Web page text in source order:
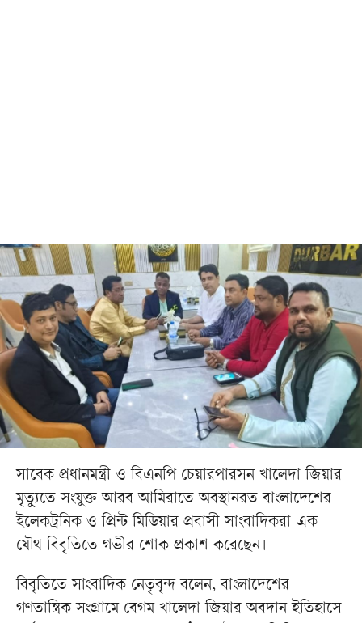
সাবেক প্রধানমন্ত্রী ও বিএনপি চেয়ারপারসন খালেদা জিয়ার
মৃত্যুতে সংযুক্ত আরব আমিরাতে অবস্থানরত বাংলাদেশের
ইলেকট্রনিক ও প্রিন্ট মিডিয়ার প্রবাসী সাংবাদিকরা এক
যৌথ বিবৃতিতে গভীর শোক প্রকাশ করেছেন।
বিবৃতিতে সাংবাদিক নেতৃবৃন্দ বলেন, বাংলাদেশের
গণতান্ত্রিক সংগ্রামে বেগম খালেদা জিয়ার অবদান ইতিহাসে